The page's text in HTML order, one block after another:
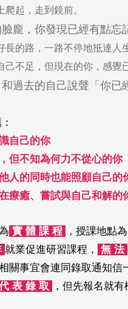
爬起，走到鏡前。
龐，你發現已經有點忘
長的路，一路不停地抵達人
己不足，但現在的你，感覺
過去的自己說聲「你已
自己的你
但不知為何力不從心的你
人的同時也能照顧自己的
療癒、嘗試與自己和解的
實 體 課 程 ，授課地點
就業促進研習課程， 無 法
關事宜會連同錄取通知信
表 錄 取 ，但先報名就有